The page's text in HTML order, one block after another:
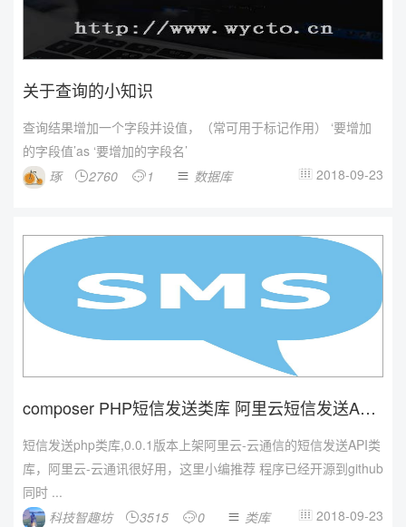
关于查询的小知识
查询结果增加一个字段并设值，（常可用于标记作用） ‘要增加
的字段值’as ‘要增加的字段名’
琢
2760 1  数据库  2018-09-23
composer PHP短信发送类库 阿里云短信发送API
短信发送php类库,0.0.1版本上架阿里云-云通信的短信发送API类
库，阿里云-云通讯很好用，这里小编推荐 程序已经开源到github
同时 ...
科技智趣坊
3515 0  类库  2018-09-23